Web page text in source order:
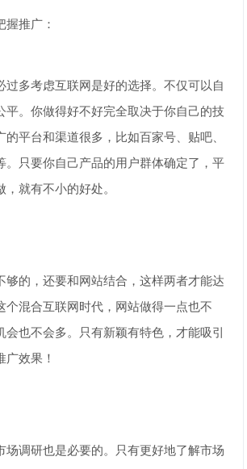
握推广：
过多考虑互联网是好的选择。不仅可以自
平。你做得好不好完全取决于你自己的技
的平台和渠道很多，比如百家号、贴吧、
。只要你自己产品的用户群体确定了，平
就有不小的好处。
够的，还要和网站结合，这样两者才能达
个混合互联网时代，网站做得一点也不
会也不会多。只有新颖有特色，才能吸引
广效果！
场调研也是必要的。只有更好地了解市场